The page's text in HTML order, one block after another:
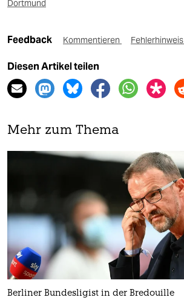
Dortmund
Feedback Kommentieren Fehlerhinweis
Diesen Artikel teilen
Mehr zum Thema
Berliner Bundesligist in der Bredouille